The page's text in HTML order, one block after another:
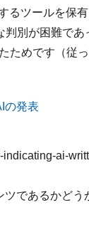
るツールを保
別が困難で
ためです（従
ai-
であるかどう